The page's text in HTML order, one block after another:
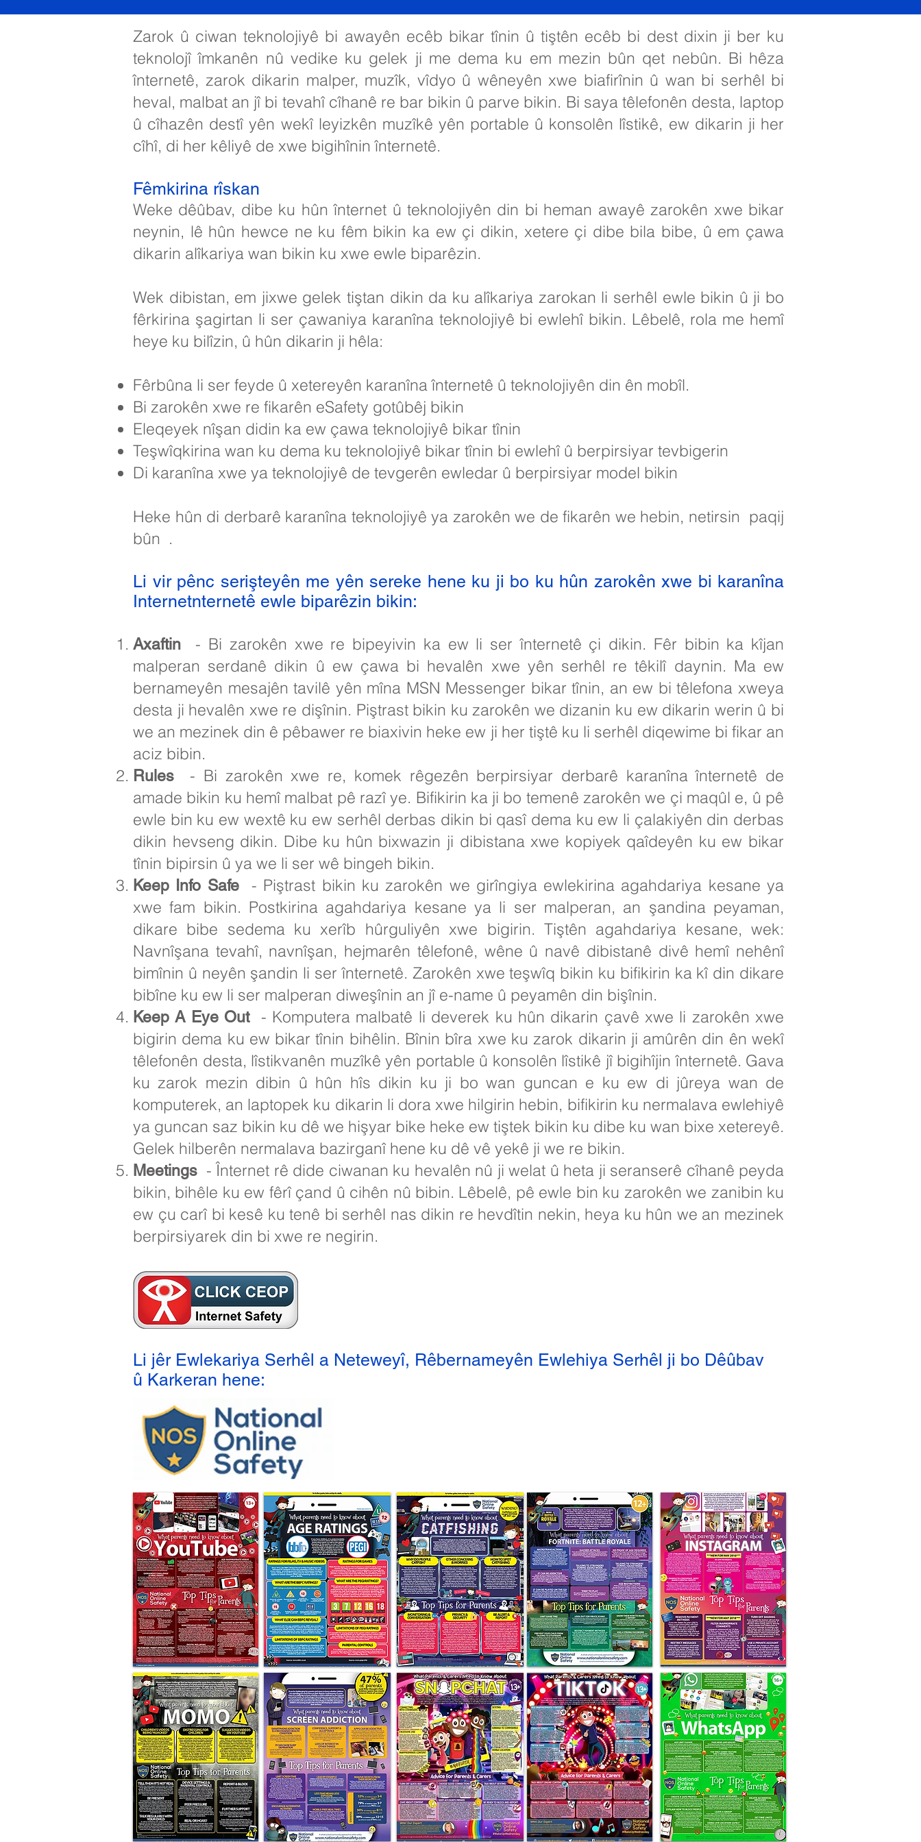
Zarok û ciwan teknolojiyê bi awayên ecêb bikar tînin û tiştên ecêb bi dest dixin ji ber ku
teknolojî îmkanên nû vedike ku gelek ji me dema ku em mezin bûn qet nebûn. Bi hêza
înternetê, zarok dikarin malper, muzîk, vîdyo û wêneyên xwe biafirînin û wan bi serhêl bi
heval, malbat an jî bi tevahî cîhanê re bar bikin û parve bikin. Bi saya têlefonên desta, laptop
û cîhazên destî yên wekî leyizkên muzîkê yên portable û konsolên lîstikê, ew dikarin ji her
cîhî, di her kêliyê de xwe bigihînin înternetê.
Fêmkirina rîskan
Weke dêûbav, dibe ku hûn înternet û teknolojiyên din bi heman awayê zarokên xwe bikar
neynin, lê hûn hewce ne ku fêm bikin ka ew çi dikin, xetere çi dibe bila bibe, û em çawa
dikarin alîkariya wan bikin ku xwe ewle biparêzin.
Wek dibistan, em jixwe gelek tiştan dikin da ku alîkariya zarokan li serhêl ewle bikin û ji bo
fêrkirina şagirtan li ser çawaniya karanîna teknolojiyê bi ewlehî bikin. Lêbelê, rola me hemî
heye ku bilîzin, û hûn dikarin ji hêla:
Fêrbûna li ser feyde û xetereyên karanîna înternetê û teknolojiyên din ên mobîl.
Bi zarokên xwe re fikarên eSafety gotûbêj bikin
Eleqeyek nîşan didin ka ew çawa teknolojiyê bikar tînin
Teşwîqkirina wan ku dema ku teknolojiyê bikar tînin bi ewlehî û berpirsiyar tevbigerin
Di karanîna xwe ya teknolojiyê de tevgerên ewledar û berpirsiyar model bikin
Heke hûn di derbarê karanîna teknolojiyê ya zarokên we de fikarên we hebin, netirsin paqij
bûn .
Li vir pênc serişteyên me yên sereke hene ku ji bo ku hûn zarokên xwe bi karanîna
Internetnternetê ewle biparêzin bikin:
Axaftin - Bi zarokên xwe re bipeyivin ka ew li ser înternetê çi dikin. Fêr bibin ka kîjan
malperan serdanê dikin û ew çawa bi hevalên xwe yên serhêl re têkilî daynin. Ma ew
bernameyên mesajên tavilê yên mîna MSN Messenger bikar tînin, an ew bi têlefona xweya
desta ji hevalên xwe re dişînin. Piştrast bikin ku zarokên we dizanin ku ew dikarin werin û bi
we an mezinek din ê pêbawer re biaxivin heke ew ji her tiştê ku li serhêl diqewime bi fikar an
aciz bibin.
Rules - Bi zarokên xwe re, komek rêgezên berpirsiyar derbarê karanîna înternetê de
amade bikin ku hemî malbat pê razî ye. Bifikirin ka ji bo temenê zarokên we çi maqûl e, û pê
ewle bin ku ew wextê ku ew serhêl derbas dikin bi qasî dema ku ew li çalakiyên din derbas
dikin hevseng dikin. Dibe ku hûn bixwazin ji dibistana xwe kopiyek qaîdeyên ku ew bikar
tînin bipirsin û ya we li ser wê bingeh bikin.
Keep Info Safe- Piştrast bikin ku zarokên we girîngiya ewlekirina agahdariya kesane ya
xwe fam bikin. Postkirina agahdariya kesane ya li ser malperan, an şandina peyaman,
dikare bibe sedema ku xerîb hûrguliyên xwe bigirin. Tiştên agahdariya kesane, wek:
Navnîşana tevahî, navnîşan, hejmarên têlefonê, wêne û navê dibistanê divê hemî nehênî
bimînin û neyên şandin li ser înternetê. Zarokên xwe teşwîq bikin ku bifikirin ka kî din dikare
bibîne ku ew li ser malperan diweşînin an jî e-name û peyamên din bişînin.
Keep A Eye Out- Komputera malbatê li deverek ku hûn dikarin çavê xwe li zarokên xwe
bigirin dema ku ew bikar tînin bihêlin. Bînin bîra xwe ku zarok dikarin ji amûrên din ên wekî
têlefonên desta, lîstikvanên muzîkê yên portable û konsolên lîstikê jî bigihîjin înternetê. Gava
ku zarok mezin dibin û hûn hîs dikin ku ji bo wan guncan e ku ew di jûreya wan de
komputerek, an laptopek ku dikarin li dora xwe hilgirin hebin, bifikirin ku nermalava ewlehiyê
ya guncan saz bikin ku dê we hişyar bike heke ew tiştek bikin ku dibe ku wan bixe xetereyê.
Gelek hilberên nermalava bazirganî hene ku dê vê yekê ji we re bikin.
Meetings - Înternet rê dide ciwanan ku hevalên nû ji welat û heta ji seranserê cîhanê peyda
bikin, bihêle ku ew fêrî çand û cihên nû bibin. Lêbelê, pê ewle bin ku zarokên we zanibin ku
ew çu carî bi kesê ku tenê bi serhêl nas dikin re hevdîtin nekin, heya ku hûn we an mezinek
berpirsiyarek din bi xwe re negirin.
Li jêr Ewlekariya Serhêl a Neteweyî, Rêbernameyên Ewlehiya Serhêl ji bo Dêûbav
û Karkeran hene: